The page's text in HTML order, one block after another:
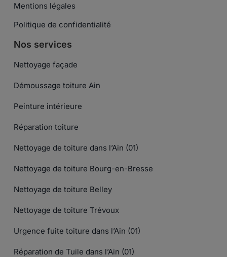
Mentions légales
Politique de confidentialité
Nos services
Nettoyage façade
Démoussage toiture Ain
Peinture intérieure
Réparation toiture
Nettoyage de toiture dans l’Ain (01)
Nettoyage de toiture Bourg-en-Bresse
Nettoyage de toiture Belley
Nettoyage de toiture Trévoux
Urgence fuite toiture dans l’Ain (01)
Réparation de Tuile dans l’Ain (01)